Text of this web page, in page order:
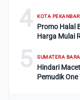
4 KOTA
Promo Halal
Harga Mulai
5 SUMATERA
Hindari
Pemudik